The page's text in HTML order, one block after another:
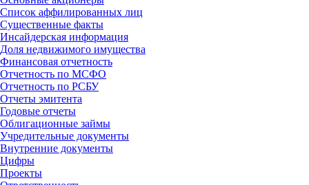
Список аффилированных лиц
Существенные факты
Инсайдерская информация
Доля недвижимого имущества
Финансовая отчетность
Отчетность по МСФО
Отчетность по РСБУ
Отчеты эмитента
Годовые отчеты
Облигационные займы
Учредительные документы
Внутренние документы
Цифры
Проекты